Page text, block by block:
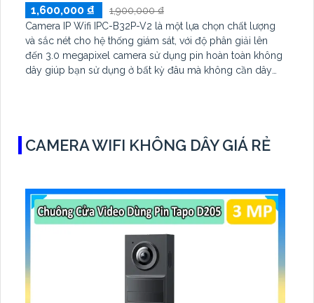
1,600,000 ₫
1,900,000 ₫
Camera IP Wifi IPC-B32P-V2 là một lựa chọn chất lượng
và sắc nét cho hệ thống giám sát, với độ phân giải lên
đến 3.0 megapixel camera sử dụng pin hoàn toàn không
dây giúp bạn sử dụng ở bất kỳ đâu mà không cần dây
CAMERA WIFI KHÔNG DÂY GIÁ RẺ